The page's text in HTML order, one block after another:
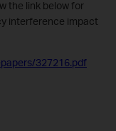
the link below for
interference impact
327216.pdf